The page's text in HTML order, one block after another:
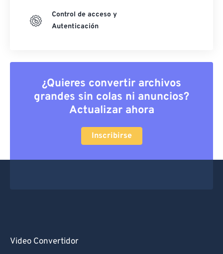
Control de acceso y
Autenticación
¿Quieres convertir archivos
grandes sin colas ni anuncios?
Actualizar ahora
Inscribirse
Video Convertidor